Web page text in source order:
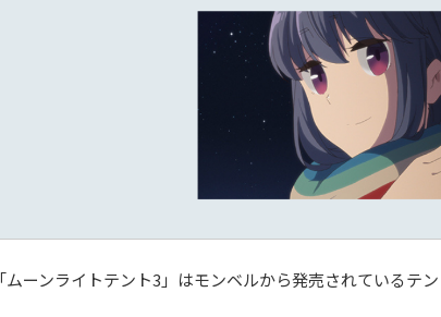
「ムーンライトテント3」はモンベルから発売されているテン